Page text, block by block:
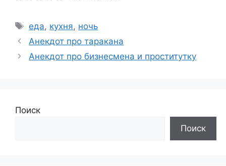
Метки
еда, кухня, ночь
Анекдот про таракана
Анекдот про бизнесмена и проститутку
Поиск
Поиск